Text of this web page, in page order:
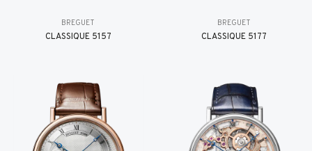
BREGUET
CLASSIQUE 5157
BREGUET
CLASSIQUE 5177